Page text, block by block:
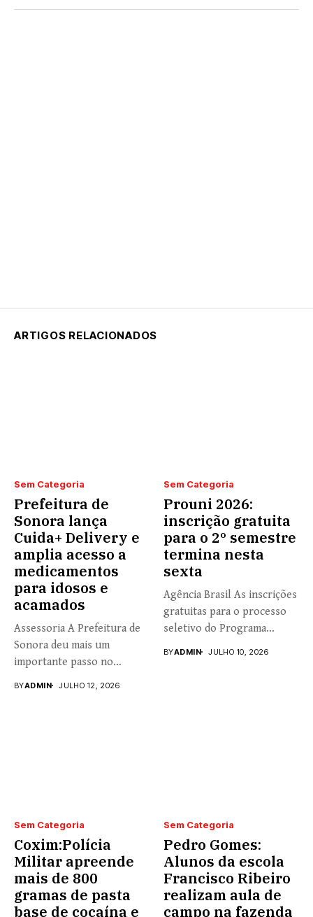
ARTIGOS RELACIONADOS
Sem Categoria
Prefeitura de
Sonora lança
Cuida+ Delivery e
amplia acesso a
medicamentos
para idosos e
acamados
Assessoria A Prefeitura de
Sonora deu mais um
importante passo no
BYADMIN JULHO 12, 2026
Sem Categoria
Prouni 2026:
inscrição gratuita
para o 2º semestre
termina nesta
sexta
Agência Brasil As inscrições
gratuitas para o processo
seletivo do Programa
BYADMIN JULHO 10, 2026
Sem Categoria
Coxim:Polícia
Militar apreende
mais de 800
gramas de pasta
base de cocaína e
Sem Categoria
Pedro Gomes:
Alunos da escola
Francisco Ribeiro
realizam aula de
campo na fazenda